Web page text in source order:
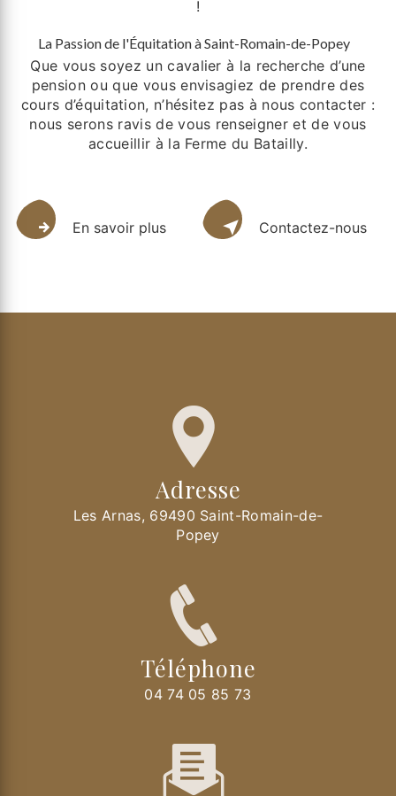
!
La Passion de l'Équitation à Saint-Romain-de-Popey
Que vous soyez un cavalier à la recherche d’une
pension ou que vous envisagiez de prendre des
cours d’équitation, n’hésitez pas à nous contacter :
nous serons ravis de vous renseigner et de vous
accueillir à la Ferme du Batailly.
En savoir plus Contactez-nous
Adresse
Les Arnas, 69490 Saint-Romain-de-
Popey
Téléphone
04 74 05 85 73